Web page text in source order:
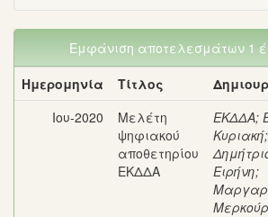
Εμφάνιση αποτελεσμάτων 1
Ημερομηνία
Τίτλος
Ιου-2020
Μελέτη
ψηφιακού
αποθετηρίου
ΕΚΔΔΑ
ΕΚΔΔΑ;
Κυριακή;
Ειρήνη;